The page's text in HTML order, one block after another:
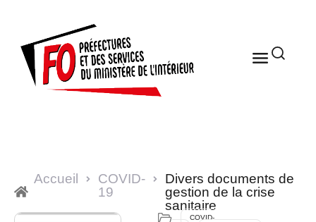
Accueil
COVID-
19
Divers documents de
gestion de la crise
sanitaire
COVID-